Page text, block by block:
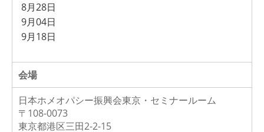
8月28日
9月04日
9月18日
会場
日本ホメオパシー振興会東京・セミナールーム
〒108-0073
東京都港区三田2-2-15